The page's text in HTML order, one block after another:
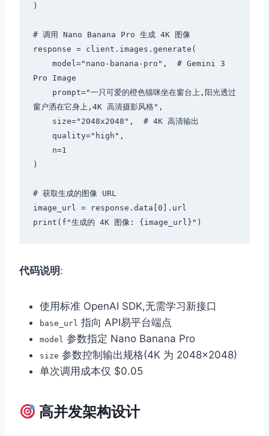
)
# 调用 Nano Banana Pro 生成 4K 图像
response = client.images.generate(
Pro Image
窗户洒在它身上,4K 高清摄影风格",
)
# 获取生成的图像 URL
image_url = response.data[0].url
代码说明:
使用标准 OpenAI SDK,无需学习新接口
base_url 指向 API易平台端点
model 参数指定 Nano Banana Pro
size 参数控制输出规格(4K 为 2048×2048)
单次调用成本仅 $0.05
高并发架构设计